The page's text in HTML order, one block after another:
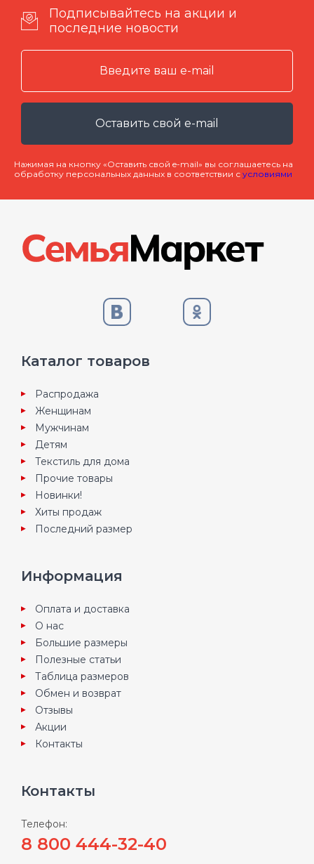
Подписывайтесь на акции и
последние новости
Оставить свой e-mail
Нажимая на кнопку «Оставить свой e-mail» вы соглашаетесь на
обработку персональных данных в соответствии с условиями
Каталог товаров
Распродажа
Женщинам
Мужчинам
Детям
Текстиль для дома
Прочие товары
Новинки!
Хиты продаж
Последний размер
Информация
Оплата и доставка
О нас
Большие размеры
Полезные статьи
Таблица размеров
Обмен и возврат
Отзывы
Акции
Контакты
Контакты
Телефон:
8 800 444-32-40